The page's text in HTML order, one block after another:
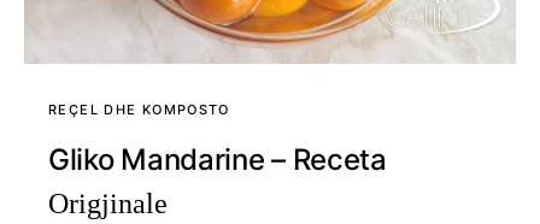
REÇEL DHE KOMPOSTO
Gliko Mandarine – Receta
Origjinale